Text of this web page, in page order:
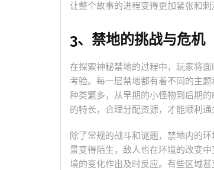
让整个故事的进程变得更加紧张和刺
3、禁地的挑战与危机
在探索神秘禁地的过程中，玩家将
考验。每一层禁地都有着不同的主
种类繁多，从早期的小怪物到后期
的特长，合理分配资源，才能顺利通
除了常规的战斗和谜题，禁地内的
景变得陌生，敌人也在环境的改变
境的变化作出及时反应。有些区域